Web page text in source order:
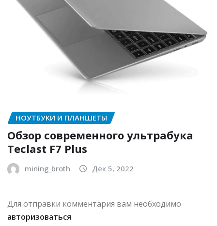
НОУТБУКИ И ПЛАНШЕТЫ
Обзор современного ультрабука
Teclast F7 Plus
mining_broth Дек 5, 2022
Для отправки комментария вам необходимо
авторизоваться